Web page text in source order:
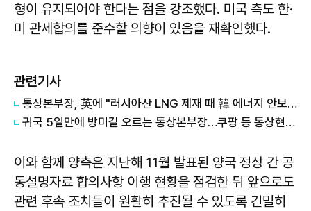
형이 유지되어야 한다는 점을 강조했다. 미국 측도 한·
미 관세합의를 준수할 의향이 있음을 재확인했다.
관련기사
통상본부장, 英에 "러시아산 LNG 제재 때 韓 에너지 안보 고려해야"
귀국 5일만에 방미길 오르는 통상본부장…쿠팡 등 통상현안 논의
이와 함께 양측은 지난해 11월 발표된 양국 정상 간 공
동설명자료 합의사항 이행 현황을 점검한 뒤 앞으로도
관련 후속 조치들이 원활히 추진될 수 있도록 긴밀히